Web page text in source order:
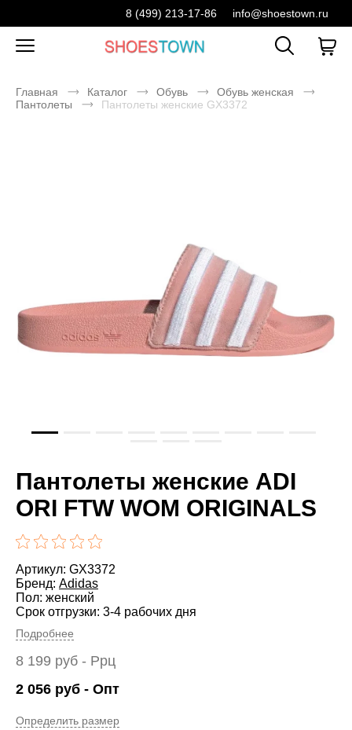
8 (499) 213-17-86 info@shoestown.ru
Главная Каталог Обувь
Обувь женская
Пантолеты
Пантолеты женские GX3372
Пантолеты женские ADI
ORI FTW WOM ORIGINALS
Артикул: GX3372
Бренд: Adidas
Пол: женский
Срок отгрузки: 3-4 рабочих дня
Подробнее
8 199 руб - Ррц
2 056 руб - Опт
Определить размер